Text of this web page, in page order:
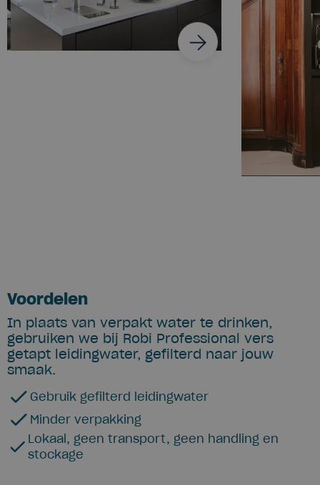
Voordelen
In plaats van verpakt water te drinken,
gebruiken we bij Robi Professional vers
getapt leidingwater, gefilterd naar jouw
smaak.
Gebruik gefilterd leidingwater
Minder verpakking
Lokaal, geen transport, geen handling en
stockage